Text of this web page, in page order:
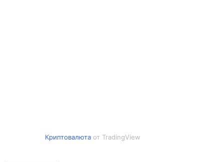
Криптовалютаот TradingView